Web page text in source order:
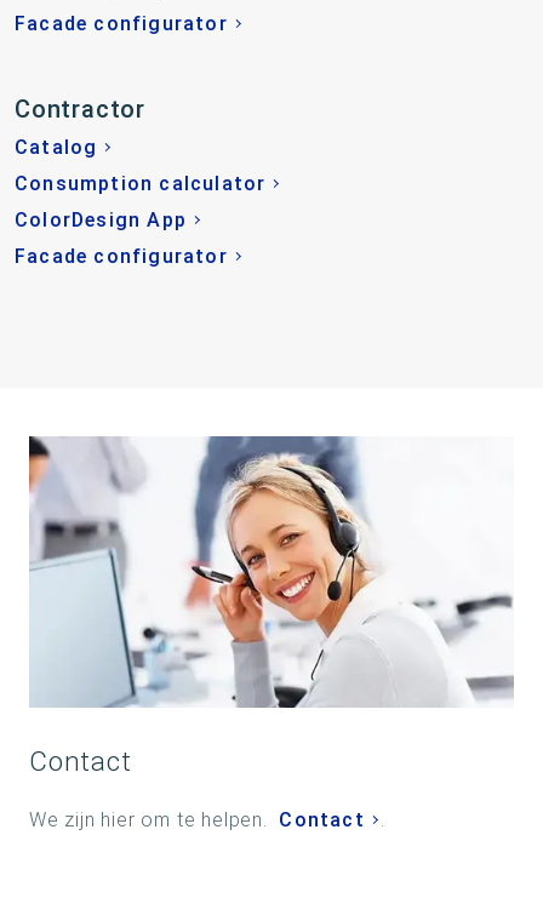
Facade configurator
Contractor
Catalog
Consumption calculator
ColorDesign App
Facade configurator
Contact
We zijn hier om te helpen. Contact